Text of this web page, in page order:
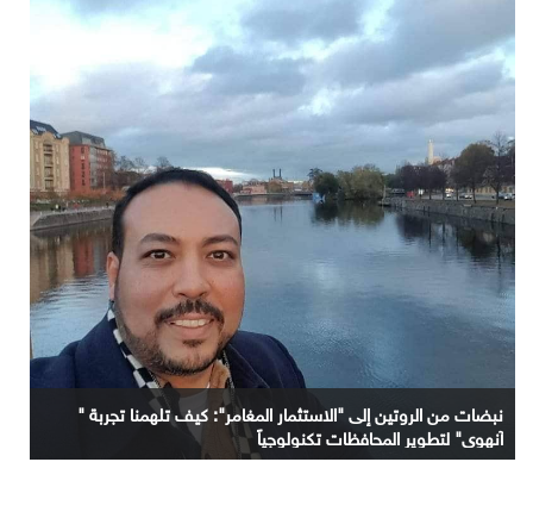
نبضات من الروتين إلى "الاستثمار المغامر": كيف تلهمنا تجربة "
آنهوي" لتطوير المحافظات تكنولوجياً